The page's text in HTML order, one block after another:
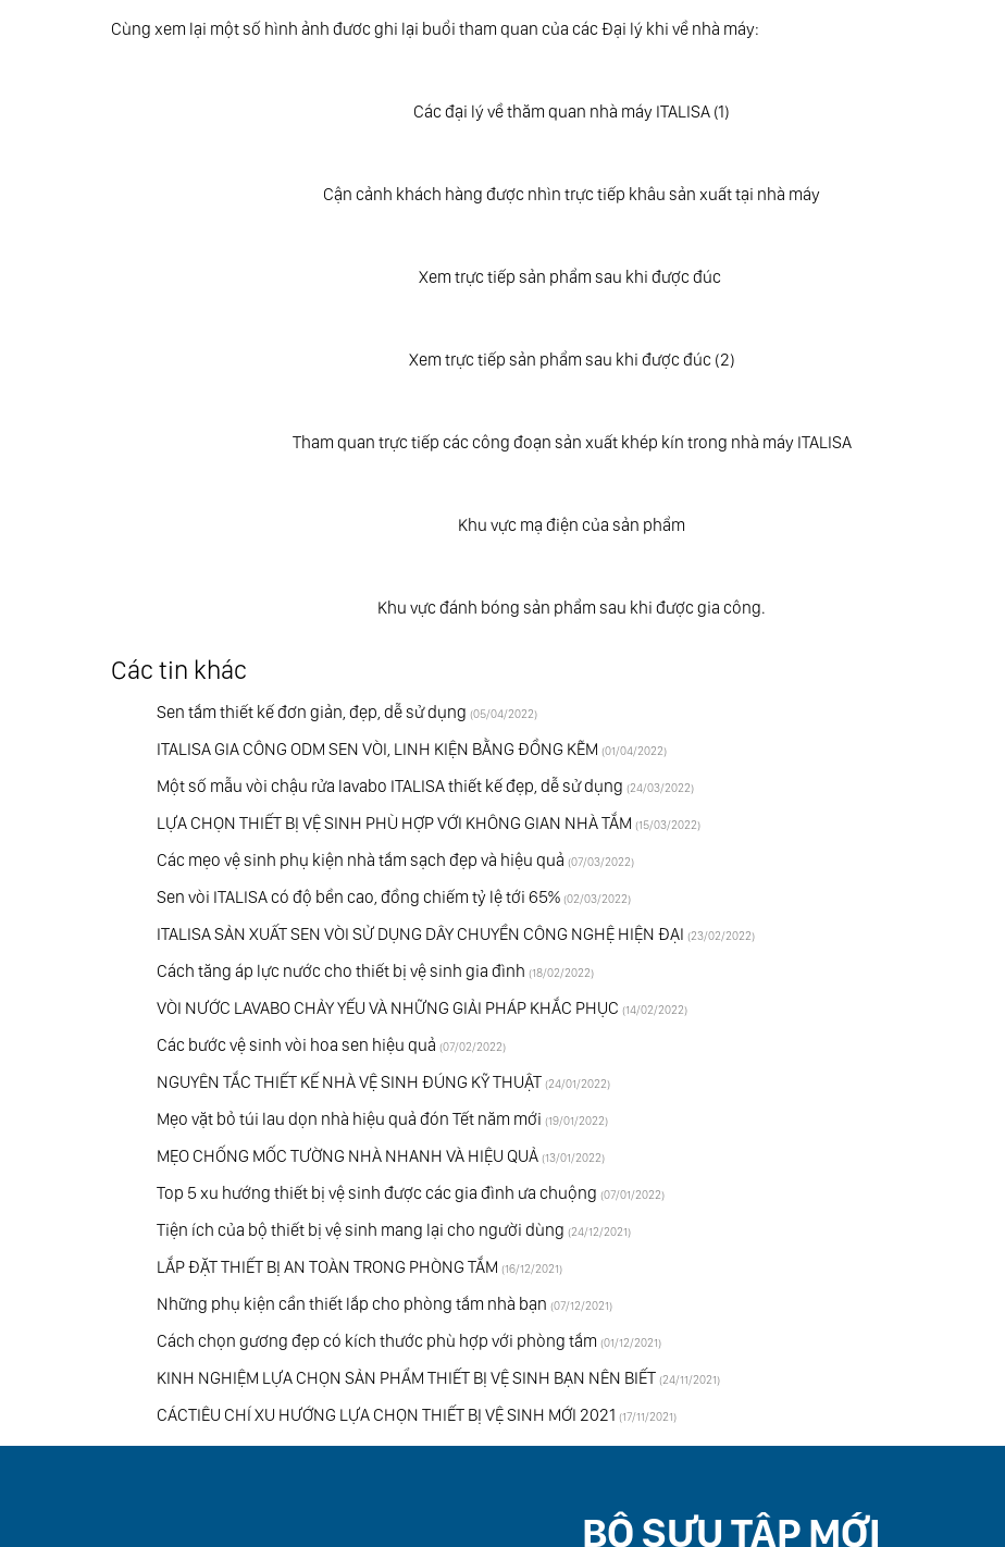
Cùng xem lại một số hình ảnh đươc ghi lại buổi tham quan của các Đại lý khi về nhà máy:
Các đại lý về thăm quan nhà máy ITALISA (1)
Cận cảnh khách hàng được nhìn trực tiếp khâu sản xuất tại nhà máy
Xem trực tiếp sản phẩm sau khi được đúc
Xem trực tiếp sản phẩm sau khi được đúc (2)
Tham quan trực tiếp các công đoạn sản xuất khép kín trong nhà máy ITALISA
Khu vực mạ điện của sản phẩm
Khu vực đánh bóng sản phẩm sau khi được gia công.
Các tin khác
Sen tắm thiết kế đơn giản, đẹp, dễ sử dụng (05/04/2022)
ITALISA GIA CÔNG ODM SEN VÒI, LINH KIỆN BẰNG ĐỒNG KẼM (01/04/2022)
Một số mẫu vòi chậu rửa lavabo ITALISA thiết kế đẹp, dễ sử dụng (24/03/2022)
LỰA CHỌN THIẾT BỊ VỆ SINH PHÙ HỢP VỚI KHÔNG GIAN NHÀ TẮM (15/03/2022)
Các mẹo vệ sinh phụ kiện nhà tắm sạch đẹp và hiệu quả (07/03/2022)
Sen vòi ITALISA có độ bền cao, đồng chiếm tỷ lệ tới 65% (02/03/2022)
ITALISA SẢN XUẤT SEN VÒI SỬ DỤNG DÂY CHUYỀN CÔNG NGHỆ HIỆN ĐẠI (23/02/2022)
Cách tăng áp lực nước cho thiết bị vệ sinh gia đình (18/02/2022)
VÒI NƯỚC LAVABO CHẢY YẾU VÀ NHỮNG GIẢI PHÁP KHẮC PHỤC (14/02/2022)
Các bước vệ sinh vòi hoa sen hiệu quả (07/02/2022)
NGUYÊN TẮC THIẾT KẾ NHÀ VỆ SINH ĐÚNG KỸ THUẬT (24/01/2022)
Mẹo vặt bỏ túi lau dọn nhà hiệu quả đón Tết năm mới (19/01/2022)
MẸO CHỐNG MỐC TƯỜNG NHÀ NHANH VÀ HIỆU QUẢ (13/01/2022)
Top 5 xu hướng thiết bị vệ sinh được các gia đình ưa chuộng (07/01/2022)
Tiện ích của bộ thiết bị vệ sinh mang lại cho người dùng (24/12/2021)
LẮP ĐẶT THIẾT BỊ AN TOÀN TRONG PHÒNG TẮM (16/12/2021)
Những phụ kiện cần thiết lắp cho phòng tắm nhà bạn (07/12/2021)
Cách chọn gương đẹp có kích thước phù hợp với phòng tắm (01/12/2021)
KINH NGHIỆM LỰA CHỌN SẢN PHẨM THIẾT BỊ VỆ SINH BẠN NÊN BIẾT (24/11/2021)
CÁCTIÊU CHÍ XU HƯỚNG LỰA CHỌN THIẾT BỊ VỆ SINH MỚI 2021 (17/11/2021)
BỘ SƯU TẬP MỚI